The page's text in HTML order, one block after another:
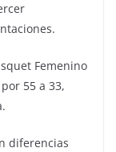
Femenino
55 a 33,
diferencias